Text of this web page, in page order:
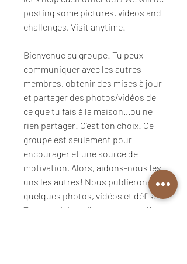
posting some pictures, videos and
challenges. Visit anytime!
Bienvenue au groupe! Tu peux
communiquer avec les autres
membres, obtenir des mises à jour
et partager des photos/vidéos de
ce que tu fais à la maison...ou ne
rien partager! C'est ton choix! Ce
groupe est seulement pour
encourager et une source de
motivation. Alors, aidons-nous les
uns les autres! Nous publierons
quelques photos, vidéos et défis.
Tu peux visiter n'importe quand!